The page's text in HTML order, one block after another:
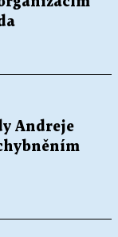
Andreje